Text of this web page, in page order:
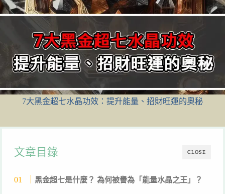
7大黑金超七水晶功效：提升能量、招財旺運的奧秘
CLOSE
文章目錄
黑金超七是什麼？ 為何被譽為「能量水晶之王」？